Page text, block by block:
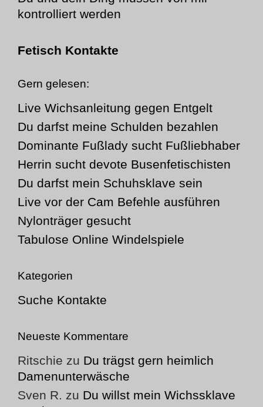
kontrolliert werden
Fetisch Kontakte
Gern gelesen:
Live Wichsanleitung gegen Entgelt
Du darfst meine Schulden bezahlen
Dominante Fußlady sucht Fußliebhaber
Herrin sucht devote Busenfetischisten
Du darfst mein Schuhsklave sein
Live vor der Cam Befehle ausführen
Nylonträger gesucht
Tabulose Online Windelspiele
Kategorien
Suche Kontakte
Neueste Kommentare
Ritschie zu Du trägst gern heimlich
Damenunterwäsche
Sven R. zu Du willst mein Wichssklave